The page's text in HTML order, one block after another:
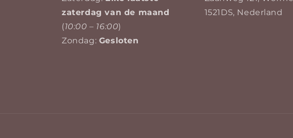
zaterdag van de maand
(10:00 – 16:00)
Zondag: Gesloten
1521DS, Nederland